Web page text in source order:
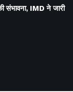
संभावना, IMD ने जारी